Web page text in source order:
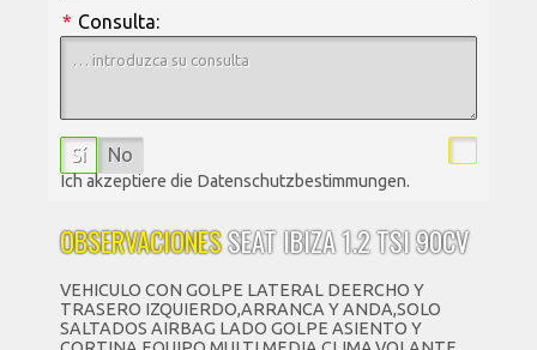
Consulta:
*
Sí No
Ich akzeptiere die Datenschutzbestimmungen.
OBSERVACIONESSEAT IBIZA 1.2 TSI 90CV
VEHICULO CON GOLPE LATERAL DEERCHO Y
TRASERO IZQUIERDO,ARRANCA Y ANDA,SOLO
SALTADOS AIRBAG LADO GOLPE ASIENTO Y